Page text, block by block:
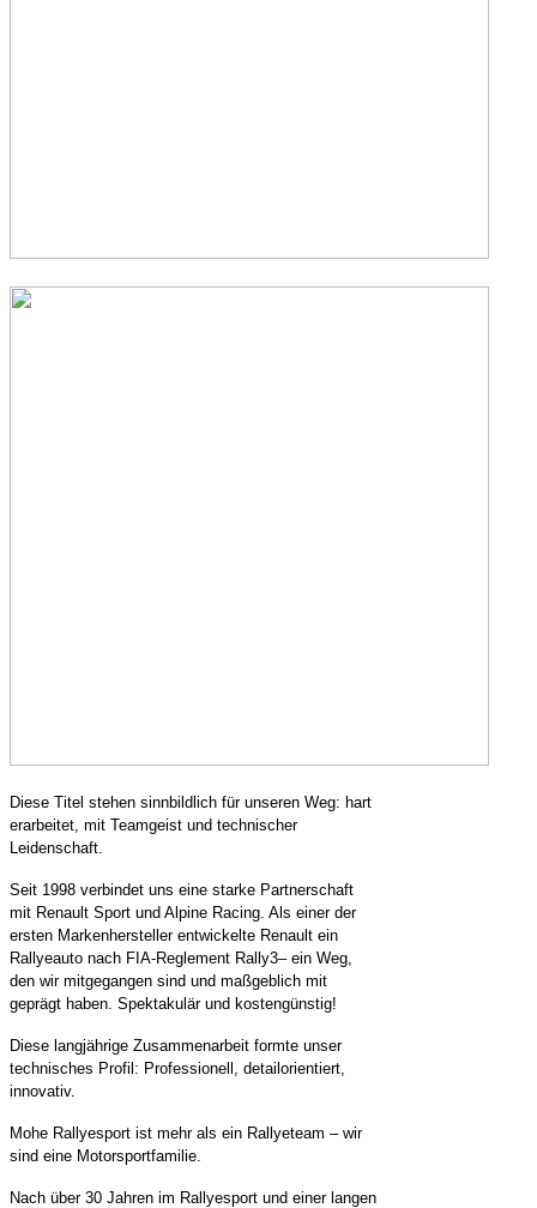
Diese Titel stehen sinnbildlich für unseren Weg: hart
erarbeitet, mit Teamgeist und technischer
Leidenschaft.
Seit 1998 verbindet uns eine starke Partnerschaft
mit Renault Sport und Alpine Racing. Als einer der
ersten Markenhersteller entwickelte Renault ein
Rallyeauto nach FIA‑Reglement Rally3– ein Weg,
den wir mitgegangen sind und maßgeblich mit
geprägt haben. Spektakulär und kostengünstig!
Diese langjährige Zusammenarbeit formte unser
technisches Profil: Professionell, detailorientiert,
innovativ.
Mohe Rallyesport ist mehr als ein Rallyeteam – wir
sind eine Motorsportfamilie.
Nach über 30 Jahren im Rallyesport und einer langen